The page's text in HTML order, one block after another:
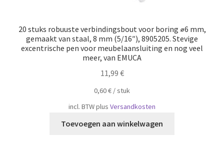
20 stuks robuuste verbindingsbout voor boring ⌀6 mm,
gemaakt van staal, 8 mm (5/16″), 8905205. Stevige
excentrische pen voor meubelaansluiting en nog veel
meer, van EMUCA
11,99 €
0,60€ /​​stuk
incl. BTWplus Versandkosten
Toevoegen aan winkelwagen